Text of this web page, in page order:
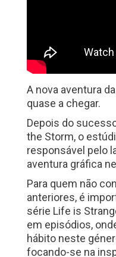
A nova aventura
quase a chegar.
Depois do
the Storm, o
responsável pelo
aventura gráfica
Para quem não
anteriores, é
série Life is
em episódios,
hábito neste
focando-se na